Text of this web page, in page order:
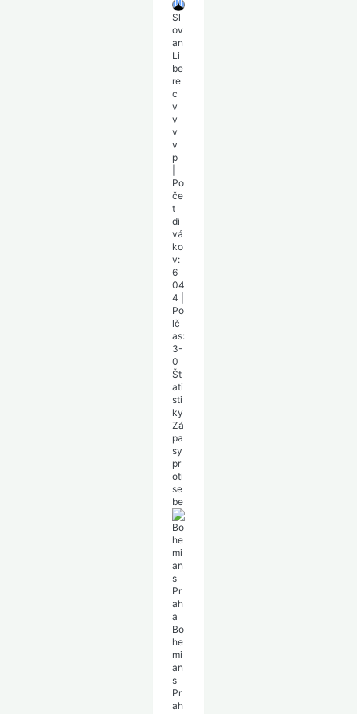
Sl
ov
an
Li
be
re
c
v
v
v
v
p
Po
če
t
di
vá
ko
v:
6
04
4
Po
lč
as:
3-
0
Št
ati
sti
ky
Zá
pa
sy
pr
oti
se
be
Bo
he
mi
an
s
Pr
ah